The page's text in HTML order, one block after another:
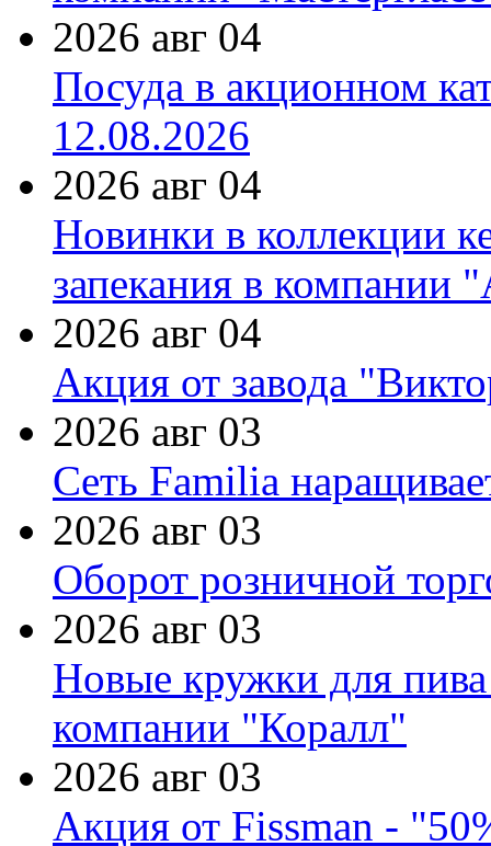
2026 авг 04
Посуда в акционном
12.08.2026
2026 авг 04
Новинки в коллекции
запекания в компании
2026 авг 04
Акция от завода
2026 авг 03
Сеть Familia
2026 авг 03
Оборот розничной
2026 авг 03
Новые кружки для
компании "Коралл"
2026 авг 03
Акция от Fissman -